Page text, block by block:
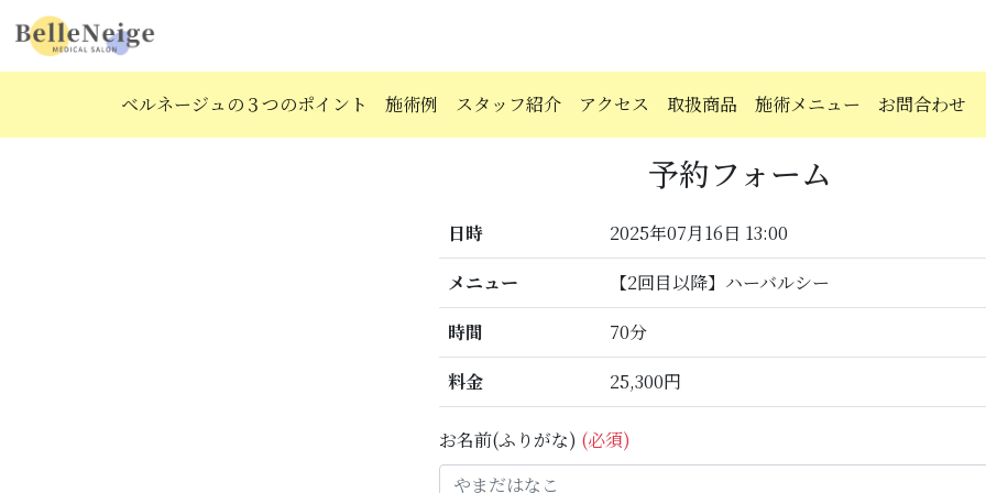
ベルネージュの３つのポイント 施術例 スタッフ紹介 アクセス 取扱商品 施術メニュー お問合わせ
予約フォーム
日時
2025年07月16日 13:00
メニュー
【2回目以降】ハーバルシー
時間
70分
料金
25,300円
お名前(ふりがな) (必須)